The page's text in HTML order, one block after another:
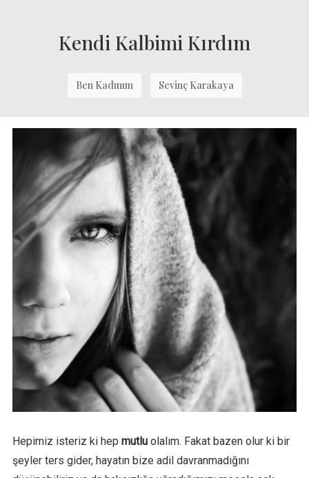
Kendi Kalbimi Kırdım
Ben Kadınım Sevinç Karakaya
Hepimiz isteriz ki hep mutluolalım. Fakat bazen olur ki bir
şeyler ters gider, hayatın bize adil davranmadığını